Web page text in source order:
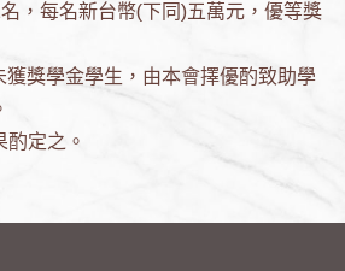
，每名新台幣(下同)五萬元，優等獎
獎學金學生，由本會擇優酌致助學
定之。